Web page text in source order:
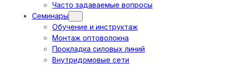
Часто задаваемые вопросы
Семинары
Обучение и инструктаж
Монтаж оптоволокна
Прокладка силовых линий
Внутридомовые сети